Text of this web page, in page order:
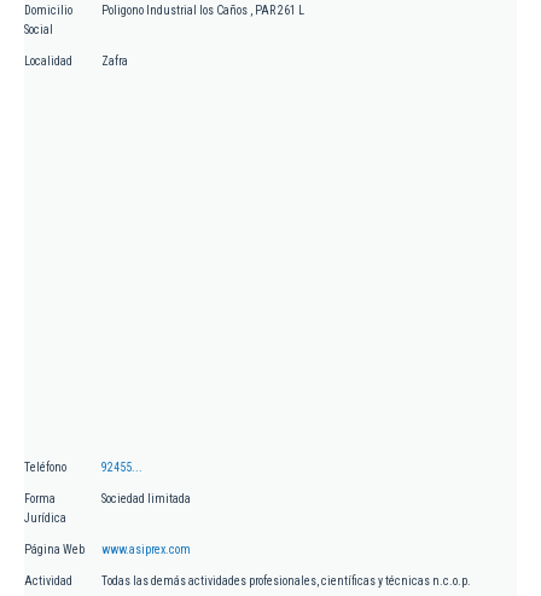
Domicilio
Social
Poligono Industrial los Caños , PAR 261 L
Localidad Zafra
Teléfono 92455...
Forma
Jurídica
Sociedad limitada
Página Web www.asiprex.com
Actividad Todas las demás actividades profesionales, científicas y técnicas n.c.o.p.